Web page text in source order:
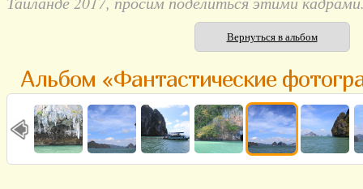
Вернуться в альбом
Альбом «Фантастические